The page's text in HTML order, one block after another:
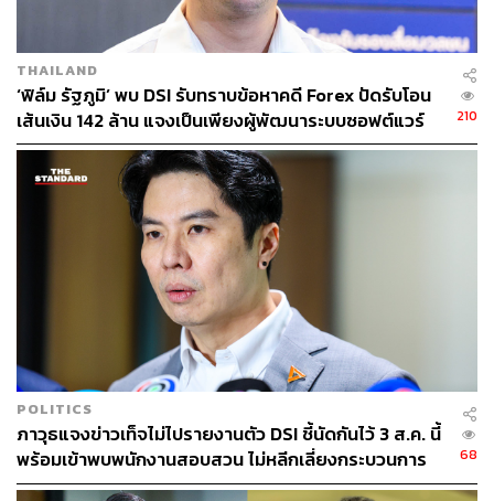
THAILAND
‘ฟิล์ม รัฐภูมิ’ พบ DSI รับทราบข้อหาคดี Forex ปัดรับโอน
เส้นเงิน 142 ล้าน แจงเป็นเพียงผู้พัฒนาระบบซอฟต์แวร์
210
POLITICS
ภาวุธแจงข่าวเท็จไม่ไปรายงานตัว DSI ชี้นัดกันไว้ 3 ส.ค. นี้
พร้อมเข้าพบพนักงานสอบสวน ไม่หลีกเลี่ยงกระบวนการ
ยุติธรรม
68